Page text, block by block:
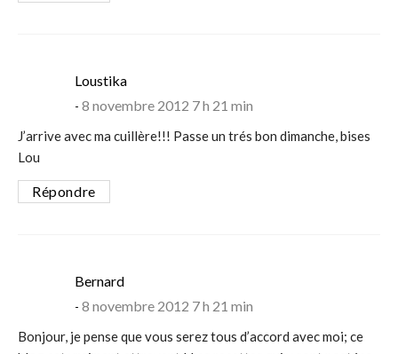
Loustikasays:
8 novembre 2012 7 h 21 min
J’arrive avec ma cuillère!!! Passe un trés bon dimanche, bises
Lou
Répondre
Bernardsays:
8 novembre 2012 7 h 21 min
Bonjour, je pense que vous serez tous d’accord avec moi; ce